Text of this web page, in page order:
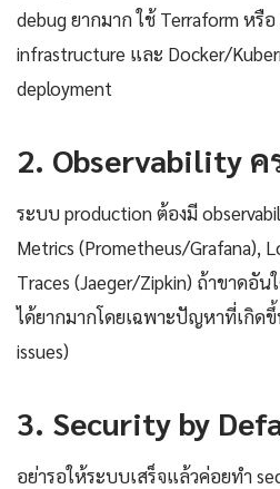
debug ยากมาก ใช้ Terraform หรื
infrastructure และ Docker/
deployment
2. Observability ค
ระบบ production ต้องมี
Metrics (Prometheus/Grafana),
Traces (Jaeger/Zipkin) ถ้าขาดอั
ได้ยากมากโดยเฉพาะปัญหาที่เกิ
issues)
3. Security by
อย่ารอให้ระบบเสร็จแล้วค่อยทำ